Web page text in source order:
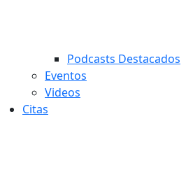
Podcasts Destacados
Eventos
Videos
Citas